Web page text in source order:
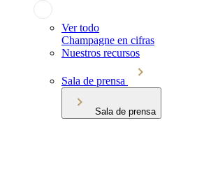
Ver todo
Champagne en cifras
Nuestros recursos
Sala de prensa
Sala de prensa